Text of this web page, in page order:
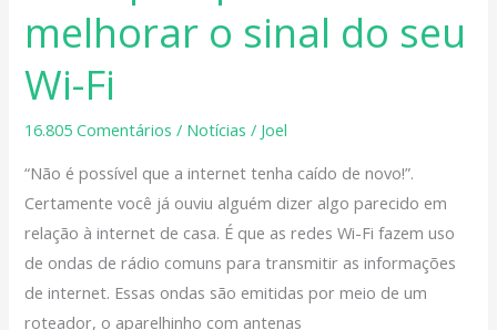
melhorar o sinal do seu
Wi-Fi
16.805 Comentários / Notícias / Joel
“Não é possível que a internet tenha caído de novo!”.
Certamente você já ouviu alguém dizer algo parecido em
relação à internet de casa. É que as redes Wi-Fi fazem uso
de ondas de rádio comuns para transmitir as informações
de internet. Essas ondas são emitidas por meio de um
roteador, o aparelhinho com antenas
para
o
seu
Wi-
Fi